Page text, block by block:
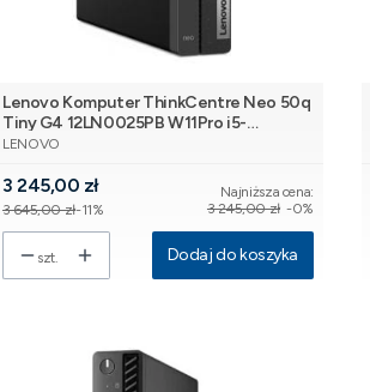
Lenovo Komputer ThinkCentre Neo 50q
Tiny G4 12LN0025PB W11Pro i5-
PRODUCENT
LENOVO
Cena promocyjna
3 245,00 zł
3 645,00 zł-11%
Najniższa cena:
3 245,00 zł -0%
szt. Dodaj do koszyka